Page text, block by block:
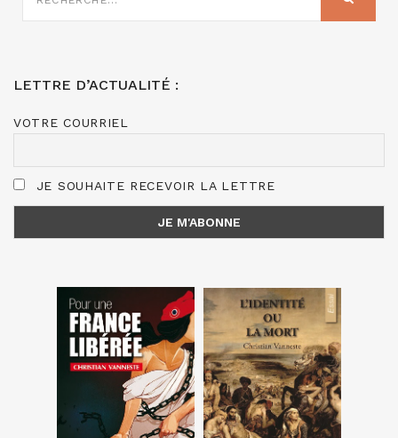
LETTRE D’ACTUALITÉ :
VOTRE COURRIEL
JE SOUHAITE RECEVOIR LA LETTRE